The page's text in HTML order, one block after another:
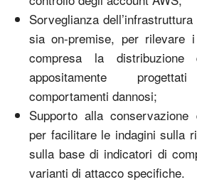
Sorveglianza
sia on-premise, per rilevare
compresa la
appositamente
comportamenti dannosi;
Supporto alla
per facilitare le indagini sulla
sulla base di indicatori di
varianti di attacco specifiche.